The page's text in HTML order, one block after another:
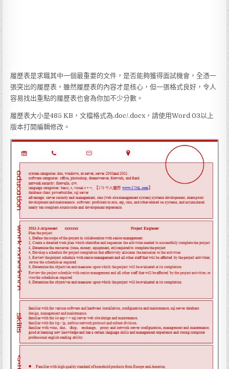
履歷表是求職其中一個最重要的文件，是否能夠獲得面試機會，全憑一
張突出的履歷表，雖然履歷表的內容才是核心，但一張格式良好，令人
容易找出重點的履歷表也會為你加不少分數。
履歷表大小是485 KB，文檔格式為.doc/.docx，請使用Word 03以上
版本打開編輯修改。